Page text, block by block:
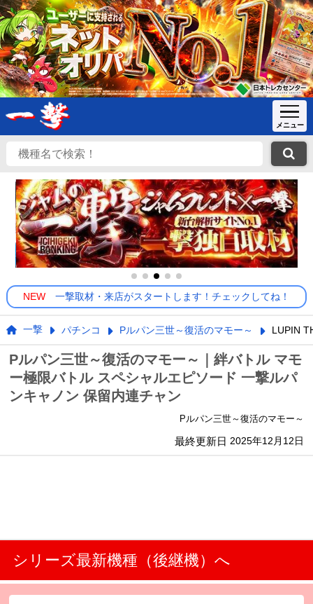
NEW 一撃取材・来店がスタートします！チェックしてね！
一撃 パチンコ Pルパン三世～復活のマモー～ LUPIN
Pルパン三世～復活のマモー～｜絆バトル マモ
ー極限バトル スペシャルエピソード 一撃ルパ
ンキャノン 保留内連チャン
Pルパン三世～復活のマモー～
最終更新日 2025年12月12日
シリーズ最新機種（後継機）へ